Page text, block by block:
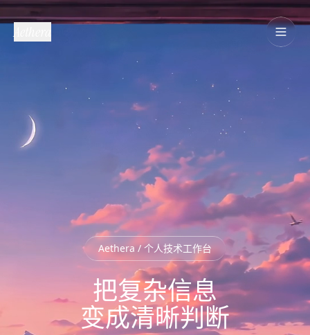
Aethera / 个人技术工作台
把复杂信息
变成清晰判断